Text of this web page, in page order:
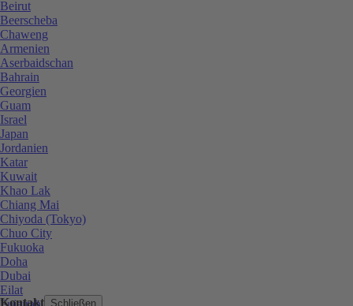
Kontakt Schließen
Beirut
Beerscheba
Chaweng
Armenien
Aserbaidschan
Bahrain
Georgien
Guam
Israel
Japan
Jordanien
Katar
Kuwait
Khao Lak
Chiang Mai
Chiyoda (Tokyo)
Chuo City
Fukuoka
Doha
Dubai
Eilat